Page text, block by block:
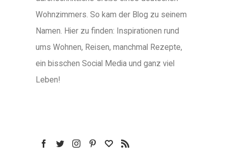
Wohnzimmers. So kam der Blog zu seinem
Namen. Hier zu finden: Inspirationen rund
ums Wohnen, Reisen, manchmal Rezepte,
ein bisschen Social Media und ganz viel
Leben!